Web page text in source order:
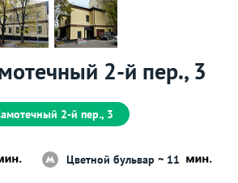
2-й пер., 3
2-й пер., 3
Цветной бульвар ~ 11